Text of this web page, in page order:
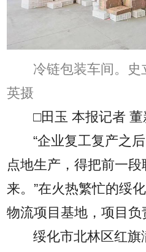
冷链包装车间。
英摄
□田玉 本报记者 董
“企业复工复产之
点地生产，得把前一段
来。”在火热繁忙的绥
物流项目基地，项目负
绥化市北林区红旗